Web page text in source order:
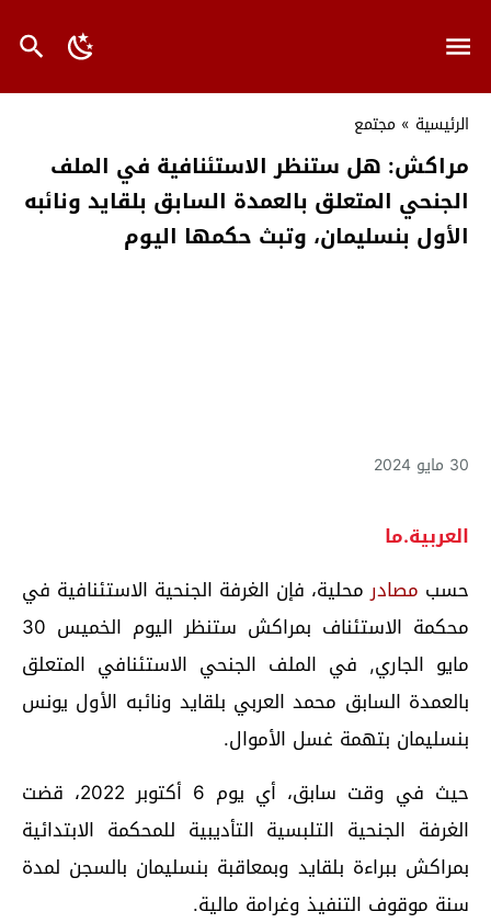
الرئيسية » مجتمع
مراكش: هل ستنظر الاستئنافية في الملف
الجنحي المتعلق بالعمدة السابق بلقايد ونائبه
الأول بنسليمان، وتبث حكمها اليوم
30 مايو 2024
العربية.ما
حسب مصادرمحلية، فإن الغرفة الجنحية الاستئنافية في
محكمة الاستئناف بمراكش ستنظر اليوم الخميس 30
مايو الجاري, في الملف الجنحي الاستئنافي المتعلق
بالعمدة السابق محمد العربي بلقايد ونائبه الأول يونس
بنسليمان بتهمة غسل الأموال.
حيث في وقت سابق، أي يوم 6 أكتوبر 2022، قضت
الغرفة الجنحية التلبسية التأديبية للمحكمة الابتدائية
بمراكش ببراءة بلقايد وبمعاقبة بنسليمان بالسجن لمدة
سنة موقوف التنفيذ وغرامة مالية.